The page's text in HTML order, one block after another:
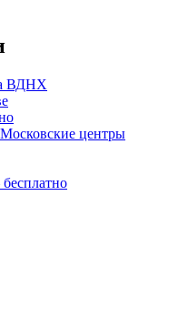
ВДНХ
центры